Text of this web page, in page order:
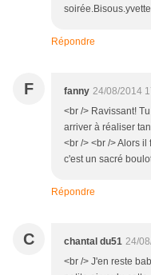
Répondre
F fanny 24/08/2014
<br /> Ravissant!
arriver à réaliser
<br /> <br /> Alors
c'est un sacré
Répondre
C chantal du51 24/
<br /> J'en reste